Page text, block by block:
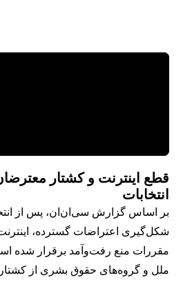
قطع اینترنت و کشتار معترضان
انتخابات
بر اساس گزارش سی‌ان‌ان، پس از
شکل‌گیری اعتراضات گسترده،
مقررات منع رفت‌وآمد برقرار شده
ملل و گروه‌های حقوق بشری از کشتار